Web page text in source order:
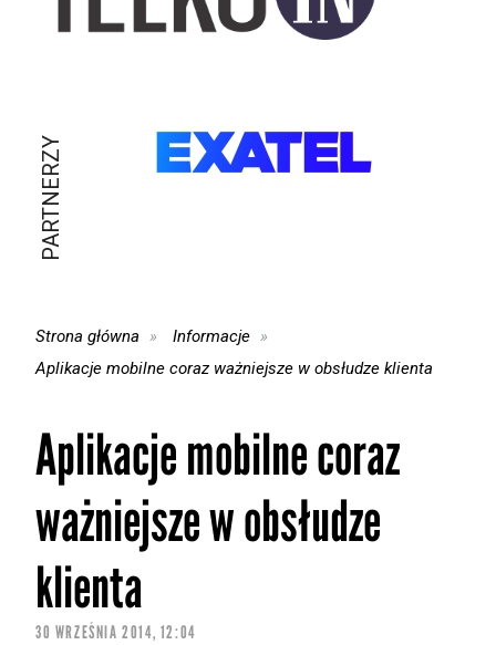
PARTNERZY
Strona główna
Informacje
Aplikacje mobilne coraz ważniejsze w obsłudze klienta
Aplikacje mobilne coraz
ważniejsze w obsłudze
klienta
30 WRZEŚNIA 2014, 12:04